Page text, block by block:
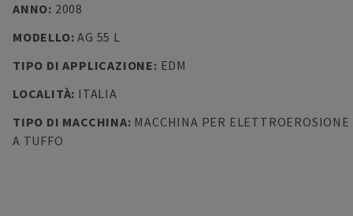
ANNO: 2008
MODELLO:AG 55 L
TIPO DI APPLICAZIONE: EDM
LOCALITÀ: ITALIA
TIPO DI MACCHINA: MACCHINA PER ELETTROEROSIONE
A TUFFO